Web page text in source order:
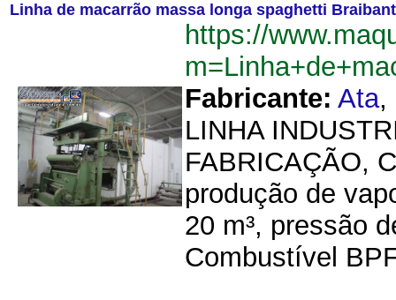
Linha de macarrão massa longa spaghetti
https://
Fabricante: Ata,
LINHA
FABRICAÇÃO,
produção de
20 m³, pressão
Combustível